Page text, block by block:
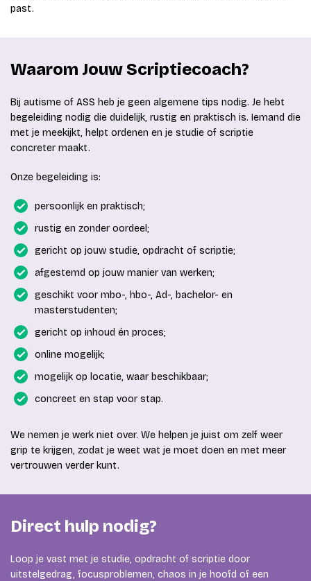
past.
Waarom Jouw Scriptiecoach?
Bij autisme of ASS heb je geen algemene tips nodig. Je hebt
begeleiding nodig die duidelijk, rustig en praktisch is. Iemand die
met je meekijkt, helpt ordenen en je studie of scriptie
concreter maakt.
Onze begeleiding is:
persoonlijk en praktisch;
rustig en zonder oordeel;
gericht op jouw studie, opdracht of scriptie;
afgestemd op jouw manier van werken;
geschikt voor mbo-, hbo-, Ad-, bachelor- en
masterstudenten;
gericht op inhoud én proces;
online mogelijk;
mogelijk op locatie, waar beschikbaar;
concreet en stap voor stap.
We nemen je werk niet over. We helpen je juist om zelf weer
grip te krijgen, zodat je weet wat je moet doen en met meer
vertrouwen verder kunt.
Direct hulp nodig?
Loop je vast met je studie, opdracht of scriptie door
uitstelgedrag, focusproblemen, chaos in je hoofd of een